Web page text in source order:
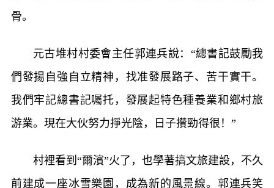
骨。
元古堆村村委會主任郭連兵說：“總書記鼓勵我
們發揚自強自立精神，找准發展路子、苦干實干。
我們牢記總書記囑托，發展起特色種養業和鄉村旅
游業。現在大伙努力掙光陰，日子攢勁得很！”
村裡看到“爾濱”火了，也學著搞文旅建設，不久
前建成一座冰雪樂園，成為新的風景線。郭連兵笑